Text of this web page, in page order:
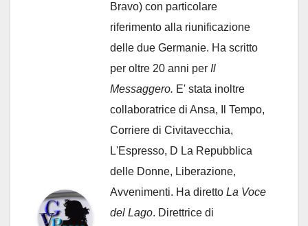
Bravo) con particolare
riferimento alla riunificazione
delle due Germanie. Ha scritto
per oltre 20 anni per Il
Messaggero. E' stata inoltre
collaboratrice di Ansa, Il Tempo,
Corriere di Civitavecchia,
L'Espresso, D La Repubblica
delle Donne, Liberazione,
Avvenimenti. Ha diretto La Voce
del Lago. Direttrice di